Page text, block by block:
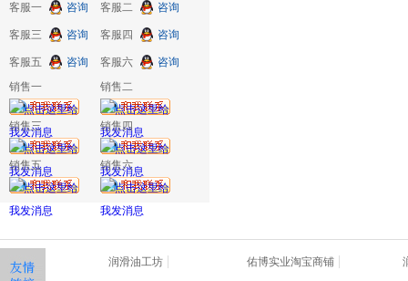
客服一 咨询 客服二 咨询
客服三 咨询 客服四 咨询
客服五 咨询 客服六
咨询
销售一
销售二
销售三 销售四
销售五 销售六
润滑油工坊 佑博实业淘宝商铺